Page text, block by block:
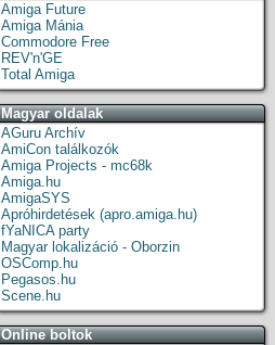
Amiga Future
Amiga Mánia
Commodore Free
REV'n'GE
Total Amiga
Magyar oldalak
AGuru Archív
AmiCon találkozók
Amiga Projects - mc68k
Amiga.hu
AmigaSYS
Apróhirdetések (apro.amiga.hu)
fYaNICA party
Magyar lokalizáció - Oborzin
OSComp.hu
Pegasos.hu
Scene.hu
Online boltok